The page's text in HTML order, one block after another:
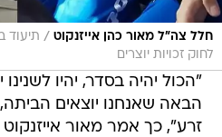
חלל צה"ל מאור כהן אייזנקוט /
לחוק זכויות יוצרים
"הכול יהיה בסדר, יהיו
הבאה שאנחנו יוצאים
זרע", כך אמר מאור